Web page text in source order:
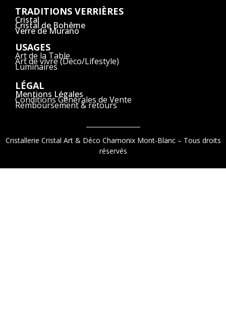
TRADITIONS VERRIÈRES
Cristal
Cristal de Bohême
Verre de Murano
USAGES
Art de la Table
Art de vivre (Déco/Lifestyle)
Luminaires
LÉGAL
Mentions Légales
Conditions Générales de Vente
Remboursement & retours
Cristallerie Cristal Art & Déco Chamonix Mont-Blanc – Tous droits
réservés